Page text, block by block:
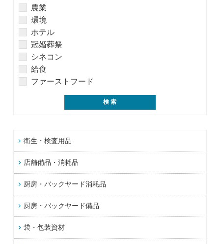
農業
環境
ホテル
冠婚葬祭
シネコン
給食
ファーストフード
衛生・検査用品
店舗備品・消耗品
厨房・バックヤード消耗品
厨房・バックヤード備品
袋・包装資材